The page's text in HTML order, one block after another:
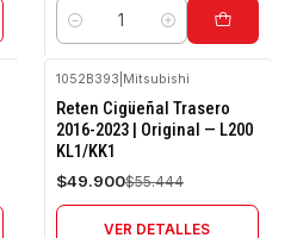
Cantidad
-10%
OFF
Agotado
1052B393 Mitsubishi
Reten Cigüeñal Trasero
2016-2023 | Original — L200
KL1/KK1
$49.900$55.444
VER DETALLES